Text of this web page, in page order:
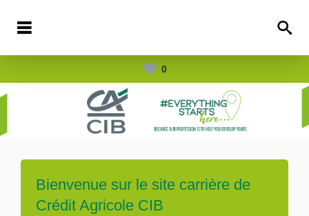
0
Bienvenue sur le site carrière de
Crédit Agricole CIB